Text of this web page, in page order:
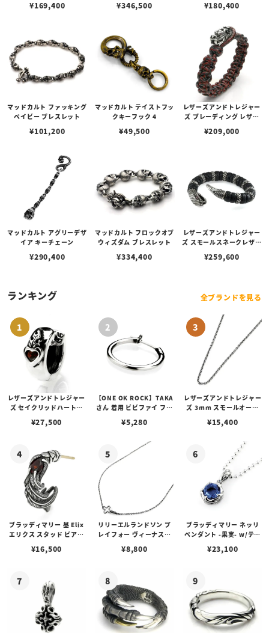
ブルー
¥169,400
レイ
¥346,500
カスタム）
¥180,400
マッドカルト ファッキング
ベイビー ブレスレット
¥101,200
マッドカルト テイストフッ
クキーフック 4
¥49,500
レザーズアンドトレジャー
ズ ブレーディング レザー
ビーアイズ
¥209,000
マッドカルト アグリーデザ
イア キーチェーン
¥290,400
マッドカルト フロックオブ
ウィズダム ブレスレット
¥334,400
レザーズアンドトレジャー
ズ スモールスネークレザー
w/9リング
¥259,600
ランキング 全ブランドを見る
レザーズアンドトレジャー
ズ セイクリッドハートピ
¥27,500
【ONE OK ROCK】TAKA
さん 着用 ビビファイ フー
¥5,280
レザーズアンドトレジャー
ズ 3mm スモールオーバ
ブスタークラスプ＆LTロ
¥15,400
ブラッディマリー 昼 Elix
エリクス スタッド ピアス
¥16,500
リリーエルランドソン プ
レイフォー ヴィーナスチ
¥8,800
ブラッディマリー ネッリ
ペンダント -果実- w/ティ
¥23,100